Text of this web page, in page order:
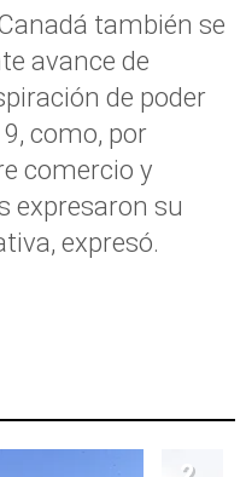
también se
avance de
de poder
como, por
comercio y
expresaron su
expresó.